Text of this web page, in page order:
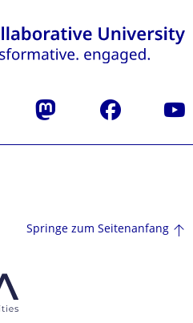
Mastodon Facebook
Springe zum Seitenanfang